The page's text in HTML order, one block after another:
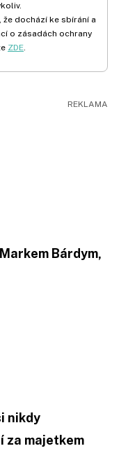
dochází ke sbírání a
o zásadách ochrany
ZDE.
Bárdym,
nikdy
za majetkem